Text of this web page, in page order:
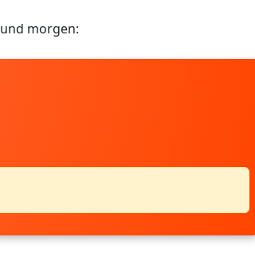
morgen: